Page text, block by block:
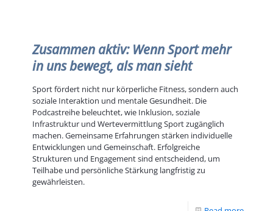
Zusammen aktiv: Wenn Sport mehr
in uns bewegt, als man sieht
Sport fördert nicht nur körperliche Fitness, sondern auch
soziale Interaktion und mentale Gesundheit. Die
Podcastreihe beleuchtet, wie Inklusion, soziale
Infrastruktur und Wertevermittlung Sport zugänglich
machen. Gemeinsame Erfahrungen stärken individuelle
Entwicklungen und Gemeinschaft. Erfolgreiche
Strukturen und Engagement sind entscheidend, um
Teilhabe und persönliche Stärkung langfristig zu
gewährleisten.